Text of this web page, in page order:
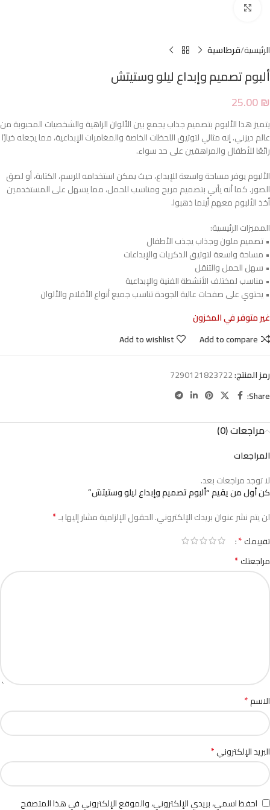
الرئيسية قرطاسية
ألبوم تصميم وإبداع ليلو وستيتش
25.00₪
يتميز هذا الألبوم بتصميم جذاب يجمع بين الألوان الزاهية والشخصيات المحبوبة من
عالم ديزني. إنه مثالي لتوثيق اللحظات الخاصة والمغامرات الإبداعية، مما يجعله خيارًا
رائعًا للأطفال والمراهقين على حد سواء.
الألبوم يوفر مساحة واسعة للإبداع، حيث يمكن استخدامه للرسم، الكتابة، أو لصق
الصور. كما أنه يأتي بتصميم مريح ومناسب للحمل، مما يسهل على المستخدمين
أخذ الألبوم معهم أينما ذهبوا.
المميزات الرئيسية:
• تصميم ملون وجذاب يجذب الأطفال
• مساحة واسعة لتوثيق الذكريات والإبداعات
• سهل الحمل والتنقل
• مناسب لمختلف الأنشطة الفنية والإبداعية
• يحتوي على صفحات عالية الجودة تناسب جميع أنواع الأقلام والألوان
غير متوفر في المخزون
Add to compare
Add to wishlist
رمز المنتج:7290121823722
Share:
مراجعات (0)
المراجعات
لا توجد مراجعات بعد.
كن أول من يقيم “ألبوم تصميم وإبداع ليلو وستيتش”
لن يتم نشر عنوان بريدك الإلكتروني.الحقول الإلزامية مشار إليها بـ*
تقييمك*
مراجعتك*
الاسم*
البريد الإلكتروني*
احفظ اسمي، بريدي الإلكتروني، والموقع الإلكتروني في هذا المتصفح